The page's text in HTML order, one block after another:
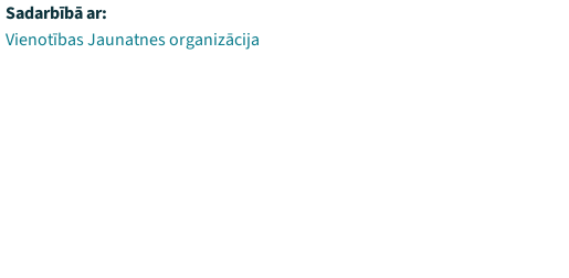
Sadarbībā ar:
Vienotības Jaunatnes organizācija